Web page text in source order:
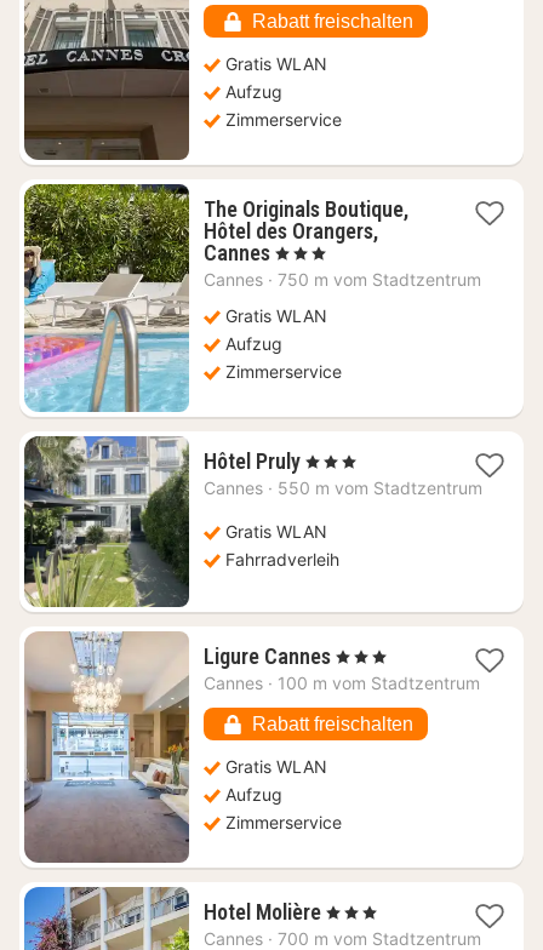
€
Rabatt freischalten
Gratis WLAN
Aufzug
Zimmerservice
The Originals Boutique,
Hôtel des Orangers,
Cannes1
Nacht
191,46
€
, 3 Sterne
Cannes · 750 m vom Stadtzentrum
Gratis WLAN
Aufzug
Zimmerservice
Hôtel Pruly1
Nacht
237,61
€
, 3 Sterne
Cannes · 550 m vom Stadtzentrum
Gratis WLAN
Fahrradverleih
Ligure Cannes1
Nacht
116,98
€
, 3 Sterne
Cannes · 100 m vom Stadtzentrum
Rabatt freischalten
Gratis WLAN
Aufzug
Zimmerservice
Hotel Molière1
Nacht
, 3 Sterne
Cannes · 700 m vom Stadtzentrum